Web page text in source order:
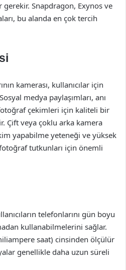
Snapdragon, Exynos ve
bu alanda en çok tercih
kamerası, kullanıcılar için
medya paylaşımları, anı
çekimleri için kaliteli bir
Çift veya çoklu arka kamera
yapabilme yeteneği ve yüksek
tutkunları için önemli
telefonlarını gün boyu
kullanabilmelerini sağlar.
saat) cinsinden ölçülür
genellikle daha uzun süreli